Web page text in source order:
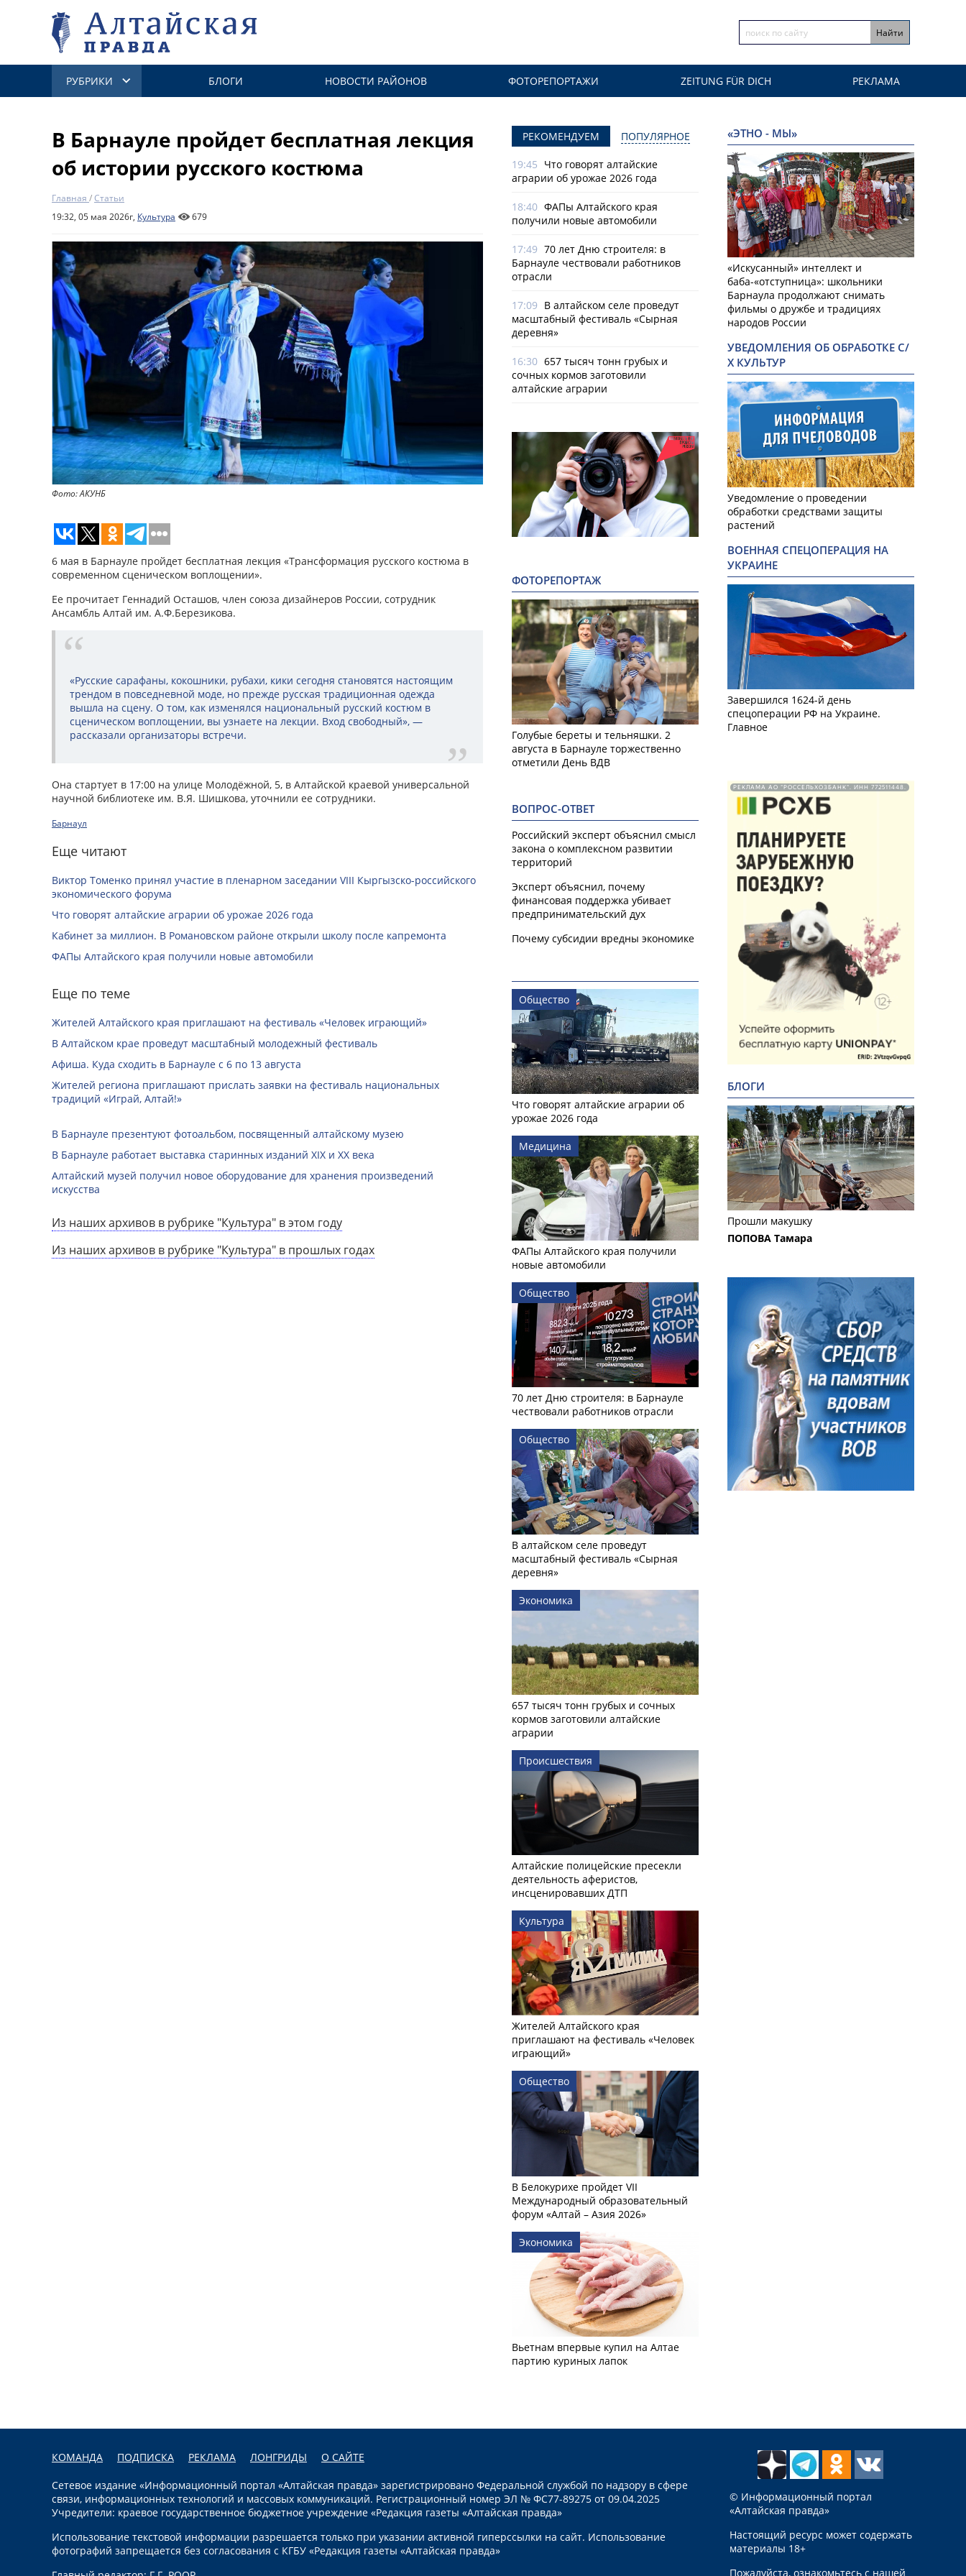
РУБРИКИ БЛОГИ НОВОСТИ РАЙОНОВ ФОТОРЕПОРТАЖИ ZEITUNG FÜR DICH РЕКЛАМА
В Барнауле пройдет бесплатная лекция
об истории русского костюма
Главная /Статьи
19:32, 05 мая 2026г, Культура 679
Фото: АКУНБ
6 мая в Барнауле пройдет бесплатная лекция «Трансформация русского костюма в
современном сценическом воплощении».
Ее прочитает Геннадий Осташов, член союза дизайнеров России, сотрудник
Ансамбль Алтай им. А.Ф.Березикова.
«Русские сарафаны, кокошники, рубахи, кики сегодня становятся настоящим
трендом в повседневной моде, но прежде русская традиционная одежда
вышла на сцену. О том, как изменялся национальный русский костюм в
сценическом воплощении, вы узнаете на лекции. Вход свободный», —
рассказали организаторы встречи.
Она стартует в 17:00 на улице Молодёжной, 5, в Алтайской краевой универсальной
научной библиотеке им. В.Я. Шишкова, уточнили ее сотрудники.
Барнаул
Еще читают
Виктор Томенко принял участие в пленарном заседании VIII Кыргызско-российского
экономического форума
Что говорят алтайские аграрии об урожае 2026 года
Кабинет за миллион. В Романовском районе открыли школу после капремонта
ФАПы Алтайского края получили новые автомобили
Еще по теме
Жителей Алтайского края приглашают на фестиваль «Человек играющий»
В Алтайском крае проведут масштабный молодежный фестиваль
Афиша. Куда сходить в Барнауле с 6 по 13 августа
Жителей региона приглашают прислать заявки на фестиваль национальных
традиций «Играй, Алтай!»
В Барнауле презентуют фотоальбом, посвященный алтайскому музею
В Барнауле работает выставка старинных изданий XIX и XX века
Алтайский музей получил новое оборудование для хранения произведений
искусства
Из наших архивов в рубрике "Культура" в этом году
Из наших архивов в рубрике "Культура" в прошлых годах
РЕКОМЕНДУЕМ ПОПУЛЯРНОЕ
19:45 Что говорят алтайские
аграрии об урожае 2026 года
18:40 ФАПы Алтайского края
получили новые автомобили
17:49 70 лет Дню строителя: в
Барнауле чествовали работников
отрасли
17:09 В алтайском селе проведут
масштабный фестиваль «Сырная
деревня»
16:30 657 тысяч тонн грубых и
сочных кормов заготовили
алтайские аграрии
ФОТОРЕПОРТАЖ
Голубые береты и тельняшки. 2
августа в Барнауле торжественно
отметили День ВДВ
ВОПРОС-ОТВЕТ
Российский эксперт объяснил смысл
закона о комплексном развитии
территорий
Эксперт объяснил, почему
финансовая поддержка убивает
предпринимательский дух
Почему субсидии вредны экономике
Общество
Что говорят алтайские аграрии об
урожае 2026 года
Медицина
ФАПы Алтайского края получили
новые автомобили
Общество
70 лет Дню строителя: в Барнауле
чествовали работников отрасли
Общество
В алтайском селе проведут
масштабный фестиваль «Сырная
деревня»
Экономика
657 тысяч тонн грубых и сочных
кормов заготовили алтайские
аграрии
Происшествия
Алтайские полицейские пресекли
деятельность аферистов,
инсценировавших ДТП
Культура
Жителей Алтайского края
приглашают на фестиваль «Человек
играющий»
Общество
В Белокурихе пройдет VII
Международный образовательный
форум «Алтай – Азия 2026»
Экономика
Вьетнам впервые купил на Алтае
партию куриных лапок
«ЭТНО - МЫ»
«Искусанный» интеллект и
баба-«отступница»: школьники
Барнаула продолжают снимать
фильмы о дружбе и традициях
народов России
УВЕДОМЛЕНИЯ ОБ ОБРАБОТКЕ С/
Х КУЛЬТУР
Уведомление о проведении
обработки средствами защиты
растений
ВОЕННАЯ СПЕЦОПЕРАЦИЯ НА
УКРАИНЕ
Завершился 1624-й день
спецоперации РФ на Украине.
Главное
РЕКЛАМА АО "РОССЕЛЬХОЗБАНК". ИНН 772511448.
БЛОГИ
Прошли макушку
ПОПОВА Тамара
КОМАНДА ПОДПИСКА РЕКЛАМА ЛОНГРИДЫ О САЙТЕ
Сетевое издание «Информационный портал «Алтайская правда» зарегистрировано Федеральной службой по надзору в сфере
связи, информационных технологий и массовых коммуникаций. Регистрационный номер ЭЛ № ФС77-89275 от 09.04.2025
Учредители: краевое государственное бюджетное учреждение «Редакция газеты «Алтайская правда»
Использование текстовой информации разрешается только при указании активной гиперссылки на сайт. Использование
фотографий запрещается без согласования с КГБУ «Редакция газеты «Алтайская правда»
© Информационный портал
«Алтайская правда»
Настоящий ресурс может содержать
материалы 18+
Пожалуйста, ознакомьтесь с нашей